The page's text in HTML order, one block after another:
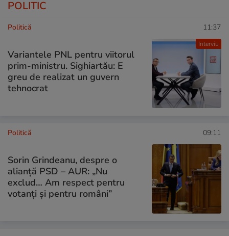
POLITIC
Interviu
Politică 11:37
Variantele PNL pentru viitorul
prim-ministru. Sighiartău: E
greu de realizat un guvern
tehnocrat
Politică 09:11
Sorin Grindeanu, despre o
alianță PSD – AUR: „Nu
exclud… Am respect pentru
votanți și pentru români”